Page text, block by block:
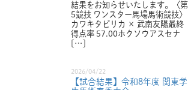
結果をお知らせいたします。〈第
5競技 ワンスター馬場馬術競技〉
カワキタピリカ × 武南友陽最終
得点率 57.00ホクソウアスセナ
[…]
2026/04/22
【試合結果】令和8年度 関東学